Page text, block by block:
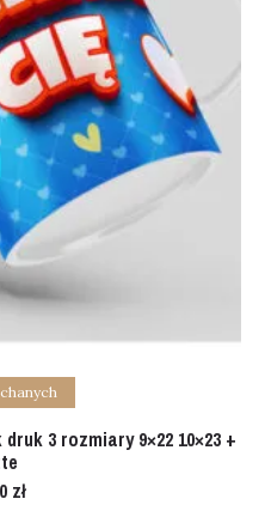
3 rozmiary 9×22 10×23 +
zł